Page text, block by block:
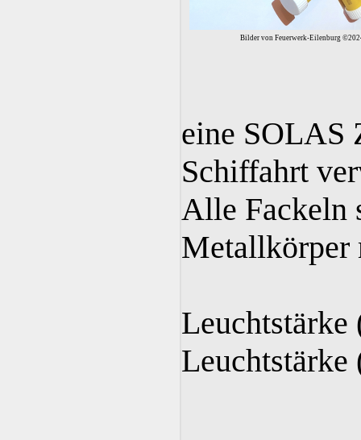
Bilder von Feuerwerk-Eilenburg
eine SOLAS
Schiffahrt
Alle Fackeln
Metallkörper
Leuchtstärke
Leuchtstärke